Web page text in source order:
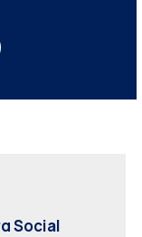
Social